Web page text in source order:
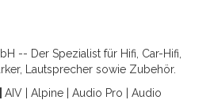
-- Der Spezialist für Hifi, Car-Hifi,
Lautsprecher sowie Zubehör.
AIV| Alpine| Audio Pro
Audio